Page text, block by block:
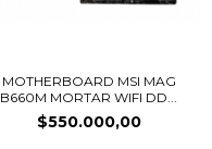
MOTHERBOARD MSI MAG
B660M MORTAR WIFI DD...
$550.000,00